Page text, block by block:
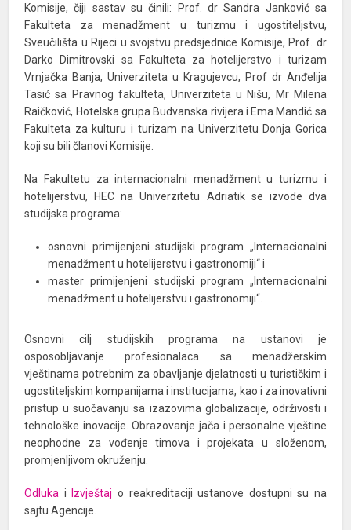
Komisije, čiji sastav su činili: Prof. dr Sandra Janković sa
Fakulteta za menadžment u turizmu i ugostiteljstvu,
Sveučilišta u Rijeci u svojstvu predsjednice Komisije, Prof. dr
Darko Dimitrovski sa Fakulteta za hotelijerstvo i turizam
Vrnjačka Banja, Univerziteta u Kragujevcu, Prof dr Anđelija
Tasić sa Pravnog fakulteta, Univerziteta u Nišu, Mr Milena
Raičković, Hotelska grupa Budvanska rivijera i Ema Mandić sa
Fakulteta za kulturu i turizam na Univerzitetu Donja Gorica
koji su bili članovi Komisije.
Na Fakultetu za internacionalni menadžment u turizmu i
hotelijerstvu, HEC na Univerzitetu Adriatik se izvode dva
studijska programa:
osnovni primijenjeni studijski program „Internacionalni
menadžment u hotelijerstvu i gastronomiji“ i
master primijenjeni studijski program „Internacionalni
menadžment u hotelijerstvu i gastronomiji“.
Osnovni cilj studijskih programa na ustanovi je
osposobljavanje profesionalaca sa menadžerskim
vještinama potrebnim za obavljanje djelatnosti u turističkim i
ugostiteljskim kompanijama i institucijama, kao i za inovativni
pristup u suočavanju sa izazovima globalizacije, održivosti i
tehnološke inovacije. Obrazovanje jača i personalne vještine
neophodne za vođenje timova i projekata u složenom,
promjenljivom okruženju.
Odluka iIzvještaj o reakreditaciji ustanove dostupni su na
sajtu Agencije.